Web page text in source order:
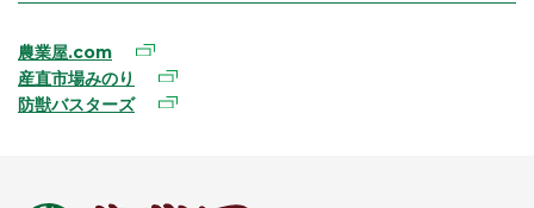
農業屋.com
産直市場みのり
防獣バスターズ